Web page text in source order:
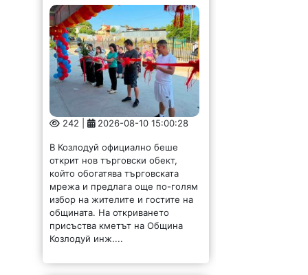
242 | 2026-08-10 15:00:28
В Козлодуй официално беше
открит нов търговски обект,
който обогатява търговската
мрежа и предлага още по-голям
избор на жителите и гостите на
общината. На откриването
присъства кметът на Община
Козлодуй инж....